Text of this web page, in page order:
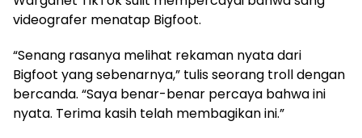
videografer menatap Bigfoot.
“Senang rasanya melihat rekaman nyata dari
Bigfoot yang sebenarnya,” tulis seorang troll dengan
bercanda. “Saya benar-benar percaya bahwa ini
nyata. Terima kasih telah membagikan ini.”